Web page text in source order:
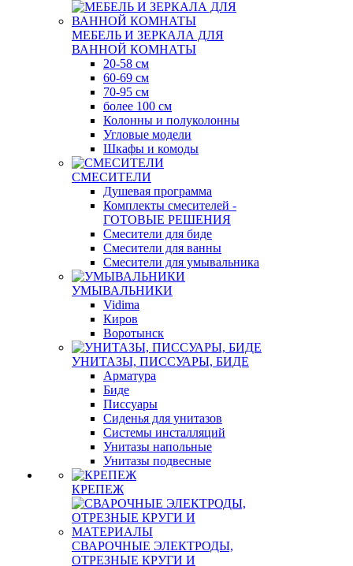
МЕБЕЛЬ И ЗЕРКАЛА ДЛЯ
ВАННОЙ КОМНАТЫ
20-58 см
60-69 см
70-95 см
более 100 см
Колонны и полуколонны
Угловые модели
Шкафы и комоды
СМЕСИТЕЛИ
Душевая программа
Комплекты смесителей -
ГОТОВЫЕ РЕШЕНИЯ
Смесители для биде
Смесители для ванны
Смесители для умывальника
УМЫВАЛЬНИКИ
Vidima
Киров
Воротынск
УНИТАЗЫ, ПИССУАРЫ, БИДЕ
Арматура
Биде
Писсуары
Сиденья для унитазов
Системы инсталляций
Унитазы напольные
Унитазы подвесные
КРЕПЕЖ
СВАРОЧНЫЕ ЭЛЕКТРОДЫ,
ОТРЕЗНЫЕ КРУГИ И